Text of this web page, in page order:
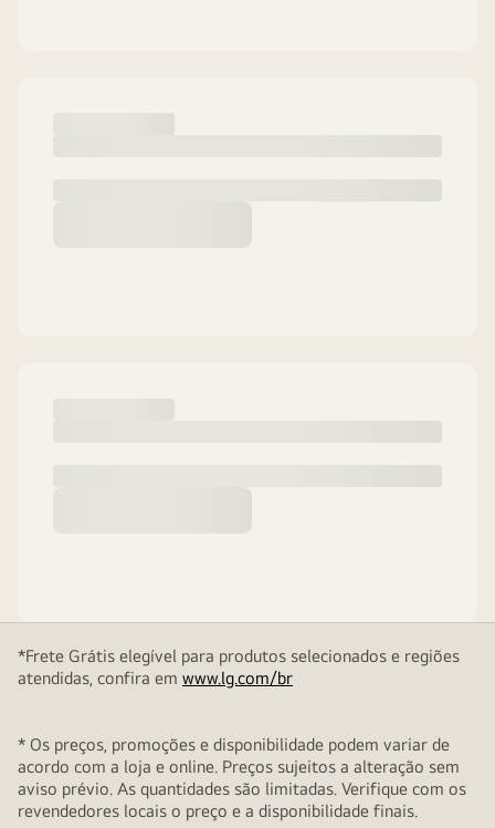
*Frete Grátis elegível para produtos selecionados e regiões
atendidas, confira em www.lg.com/br
* Os preços, promoções e disponibilidade podem variar de
acordo com a loja e online. Preços sujeitos a alteração sem
aviso prévio. As quantidades são limitadas. Verifique com os
revendedores locais o preço e a disponibilidade finais.